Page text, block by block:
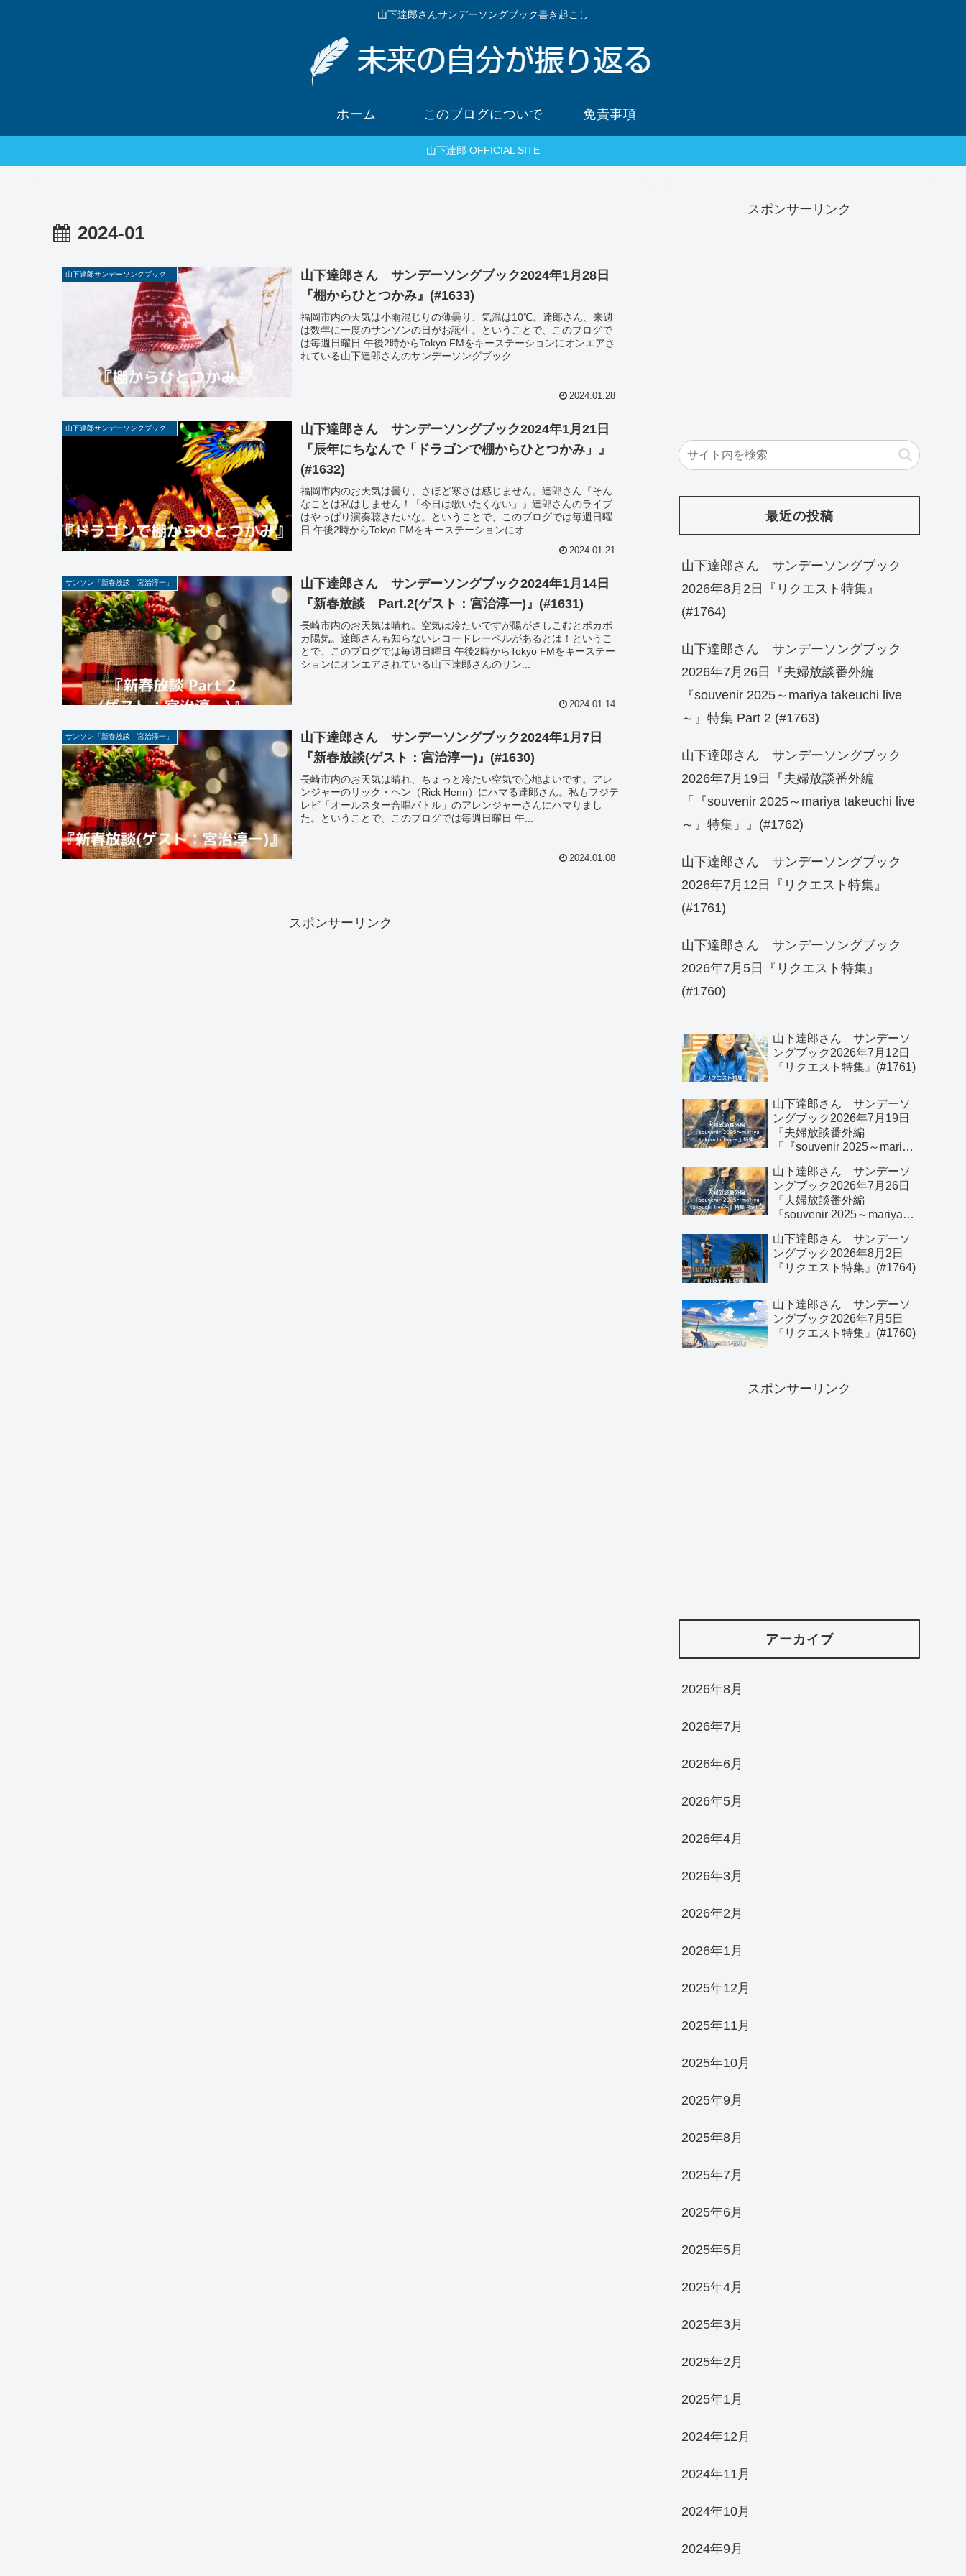
山下達郎さんサンデーソングブック書き起こし
ホーム このブログについて 免責事項
山下達郎 OFFICIAL SITE
2024-01
山下達郎サンデーソングブック
山下達郎さん サンデーソングブック2024年1月28日
『棚からひとつかみ』(#1633)
福岡市内の天気は小雨混じりの薄曇り、気温は10℃。達郎さん、来週
は数年に一度のサンソンの日がお誕生。ということで、このブログで
は毎週日曜日 午後2時からTokyo FMをキーステーションにオンエアさ
れている山下達郎さんのサンデーソングブック...
2024.01.28
山下達郎サンデーソングブック
山下達郎さん サンデーソングブック2024年1月21日
『辰年にちなんで「ドラゴンで棚からひとつかみ」』
(#1632)
福岡市内のお天気は曇り、さほど寒さは感じません。達郎さん『そん
なことは私はしません！「今日は歌いたくない」』達郎さんのライブ
はやっぱり演奏聴きたいな。ということで、このブログでは毎週日曜
日 午後2時からTokyo FMをキーステーションにオ...
2024.01.21
サンソン「新春放談 宮治淳一」
山下達郎さん サンデーソングブック2024年1月14日
『新春放談 Part.2(ゲスト：宮治淳一)』(#1631)
長崎市内のお天気は晴れ。空気は冷たいですが陽がさしこむとポカポ
カ陽気。達郎さんも知らないレコードレーベルがあるとは！というこ
とで、このブログでは毎週日曜日 午後2時からTokyo FMをキーステー
ションにオンエアされている山下達郎さんのサン...
2024.01.14
サンソン「新春放談 宮治淳一」
山下達郎さん サンデーソングブック2024年1月7日
『新春放談(ゲスト：宮治淳一)』(#1630)
長崎市内のお天気は晴れ、ちょっと冷たい空気で心地よいです。アレ
ンジャーのリック・ヘン（Rick Henn）にハマる達郎さん。私もフジテ
レビ「オールスター合唱バトル」のアレンジャーさんにハマりまし
た。ということで、このブログでは毎週日曜日 午...
2024.01.08
スポンサーリンク
スポンサーリンク
最近の投稿
山下達郎さん サンデーソングブック
2026年8月2日『リクエスト特集』
(#1764)
山下達郎さん サンデーソングブック
2026年7月26日『夫婦放談番外編
『souvenir 2025～mariya takeuchi live
～』特集 Part 2 (#1763)
山下達郎さん サンデーソングブック
2026年7月19日『夫婦放談番外編
「『souvenir 2025～mariya takeuchi live
～』特集」』(#1762)
山下達郎さん サンデーソングブック
2026年7月12日『リクエスト特集』
(#1761)
山下達郎さん サンデーソングブック
2026年7月5日『リクエスト特集』
(#1760)
山下達郎さん サンデーソ
ングブック2026年7月12日
『リクエスト特集』(#1761)
山下達郎さん サンデーソ
ングブック2026年7月19日
『夫婦放談番外編
「『souvenir 2025～mariya
(#1762)
山下達郎さん サンデーソ
ングブック2026年7月26日
『夫婦放談番外編
『souvenir 2025～mariya
(#1763)
山下達郎さん サンデーソ
ングブック2026年8月2日
『リクエスト特集』(#1764)
山下達郎さん サンデーソ
ングブック2026年7月5日
『リクエスト特集』(#1760)
スポンサーリンク
アーカイブ
2026年8月
2026年7月
2026年6月
2026年5月
2026年4月
2026年3月
2026年2月
2026年1月
2025年12月
2025年11月
2025年10月
2025年9月
2025年8月
2025年7月
2025年6月
2025年5月
2025年4月
2025年3月
2025年2月
2025年1月
2024年12月
2024年11月
2024年10月
2024年9月